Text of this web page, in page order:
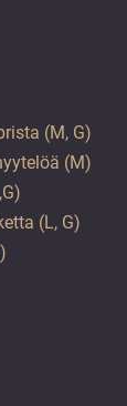
(M, G)
(M)
(L, G)